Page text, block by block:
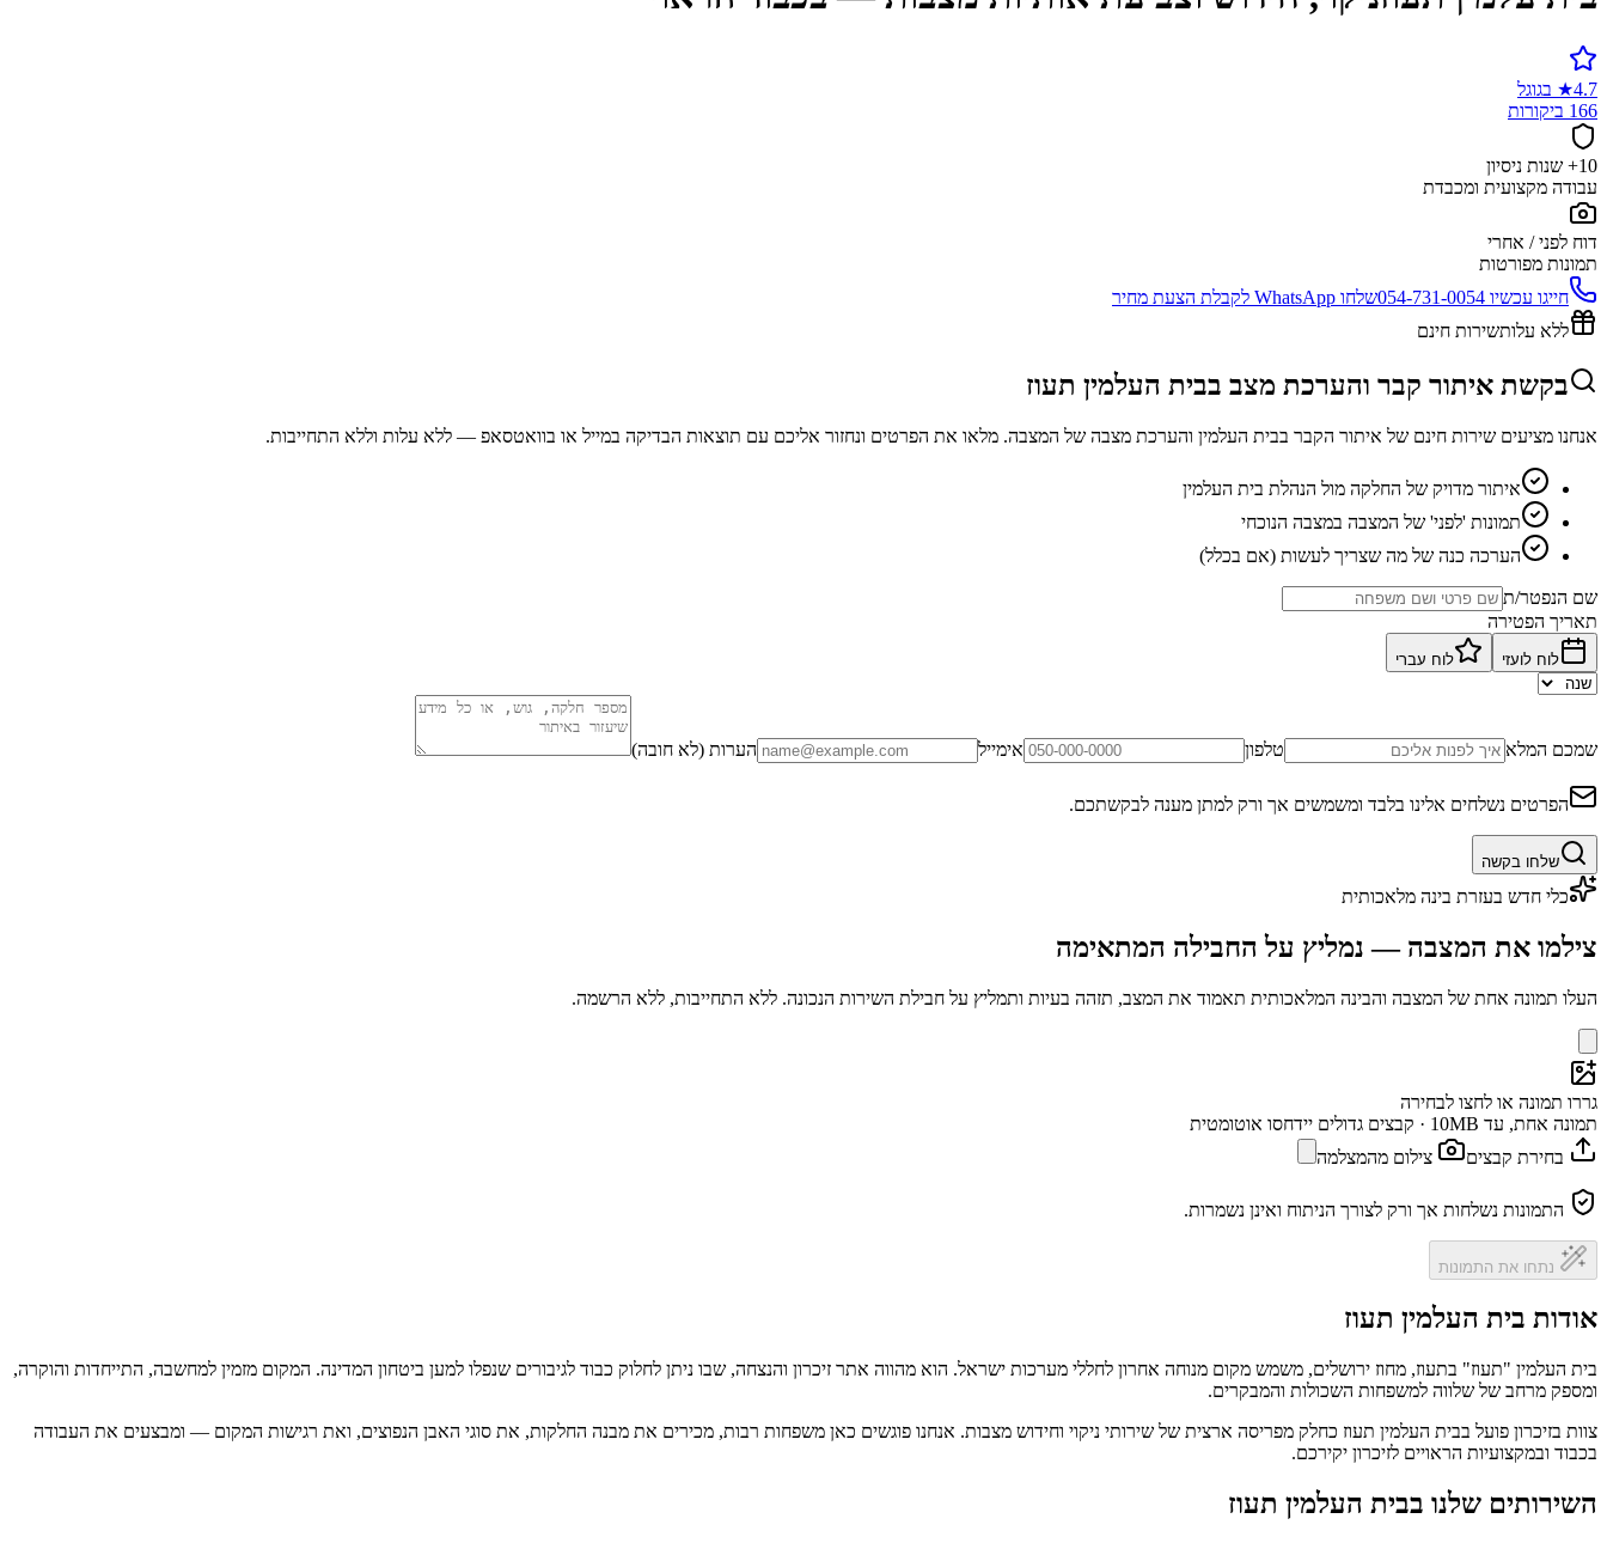
4.7
★ בגוגל
166 ביקורות
10+ שנות ניסיון
עבודה מקצועית ומכבדת
דוח לפני / אחרי
תמונות מפורטות
חייגו עכשיו 054-731-0054שלחו WhatsApp לקבלת הצעת מחיר
ללא עלותשירות חינם
בקשת איתור קבר והערכת מצב בבית העלמין תעוז
אנחנו מציעים שירות חינם של איתור הקבר בבית העלמין והערכת מצבה של המצבה. מלאו את הפרטים ונחזור אליכם עם תוצאות הבדיקה במייל או בוואטסאפ — ללא עלות וללא התחייבות.
איתור מדויק של החלקה מול הנהלת בית העלמין
תמונות 'לפני' של המצבה במצבה הנוכחי
הערכה כנה של מה שצריך לעשות (אם בכלל)
שם הנפטר/ת
תאריך הפטירה
לוח לועזי לוח עברי
שמכם המלא טלפון אימייל הערות (לא חובה)
הפרטים נשלחים אלינו בלבד ומשמשים אך ורק למתן מענה לבקשתכם.
שלחו בקשה
כלי חדש בעזרת בינה מלאכותית
צילמו את המצבה — נמליץ על החבילה המתאימה
העלו תמונה אחת של המצבה והבינה המלאכותית תאמוד את המצב, תזהה בעיות ותמליץ על חבילת השירות הנכונה. ללא התחייבות, ללא הרשמה.
גררו תמונה או לחצו לבחירה
תמונה אחת, עד 10MB · קבצים גדולים יידחסו אוטומטית
בחירת קבצים
צילום מהמצלמה
התמונות נשלחות אך ורק לצורך הניתוח ואינן נשמרות.
נתחו את התמונות
אודות בית העלמין תעוז
בית העלמין "תעוז" בתעוז, מחוז ירושלים, משמש מקום מנוחה אחרון לחללי מערכות ישראל. הוא מהווה אתר זיכרון והנצחה, שבו ניתן לחלוק כבוד לגיבורים שנפלו למען ביטחון המדינה. המקום מזמין למחשבה, התייחדות והוקרה,
ומספק מרחב של שלווה למשפחות השכולות והמבקרים.
צוות בזיכרון פועל בבית העלמין תעוז כחלק מפריסה ארצית של שירותי ניקוי וחידוש מצבות. אנחנו פוגשים כאן משפחות רבות, מכירים את מבנה החלקות, את סוגי האבן הנפוצים, ואת רגישות המקום — ומבצעים את העבודה
בכבוד ובמקצועיות הראויים לזיכרון יקירכם.
השירותים שלנו בבית העלמין תעוז